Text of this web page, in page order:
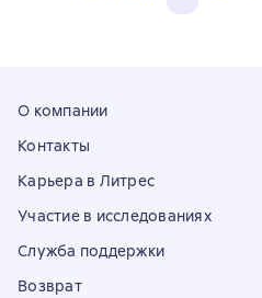
О компании
Контакты
Карьера в Литрес
Участие в исследованиях
Служба поддержки
Возврат